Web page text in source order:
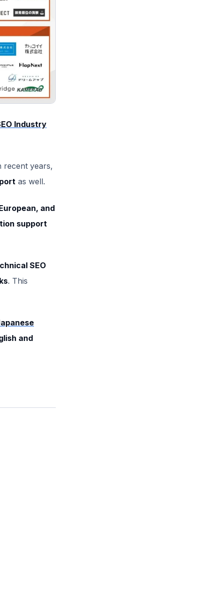
Industry
recent years,
as well.
and
support
SEO
. This
and